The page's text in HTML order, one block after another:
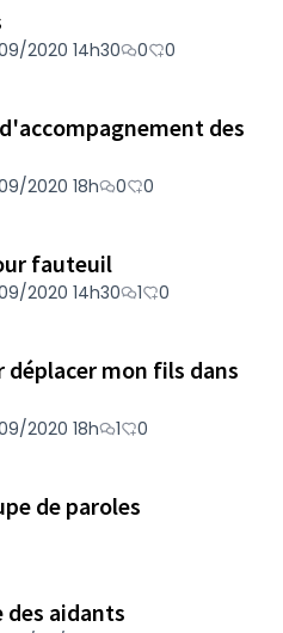
2020 14h30 0 0
des
2020 18h 0 0
fauteuil
2020 14h30 1 0
mon fils dans
2020 18h 1 0
de paroles
des aidants